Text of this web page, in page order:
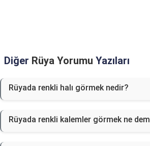
Diğer Rüya Yorumu Yazıları
Rüyada renkli halı görmek nedir?
Rüyada renkli kalemler görmek ne